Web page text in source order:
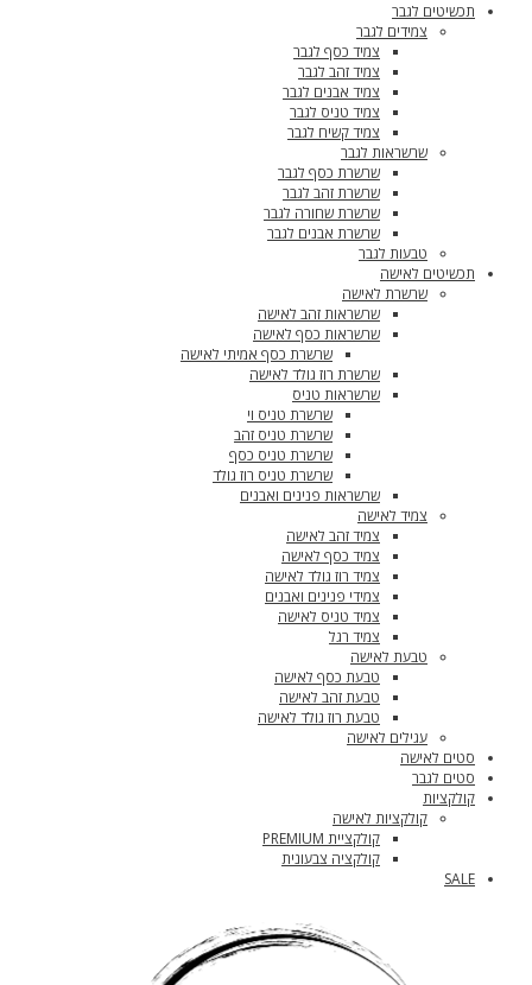
תכשיטים לגבר
צמידים לגבר
צמיד כסף לגבר
צמיד זהב לגבר
צמיד אבנים לגבר
צמיד טניס לגבר
צמיד קשיח לגבר
שרשראות לגבר
שרשרת כסף לגבר
שרשרת זהב לגבר
שרשרת שחורה לגבר
שרשרת אבנים לגבר
טבעות לגבר
תכשיטים לאישה
שרשרת לאישה
שרשראות זהב לאישה
שרשראות כסף לאישה
שרשרת כסף אמיתי לאישה
שרשרת רוז גולד לאישה
שרשראות טניס
שרשרת טניס וי
שרשרת טניס זהב
שרשרת טניס כסף
שרשרת טניס רוז גולד
שרשראות פנינים ואבנים
צמיד לאישה
צמיד זהב לאישה
צמיד כסף לאישה
צמיד רוז גולד לאישה
צמידי פנינים ואבנים
צמיד טניס לאישה
צמיד רגל
טבעת לאישה
טבעת כסף לאישה
טבעת זהב לאישה
טבעת רוז גולד לאישה
עגילים לאישה
סטים לאישה
סטים לגבר
קולקציות
קולקציות לאישה
קולקציית PREMIUM
קולקציה צבעונית
SALE